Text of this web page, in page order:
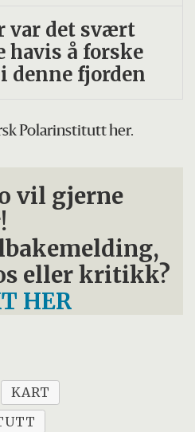
var det svært
havis å forske
denne fjorden
Polarinstitutt her.
vil gjerne
eller kritikk?
HER
KART